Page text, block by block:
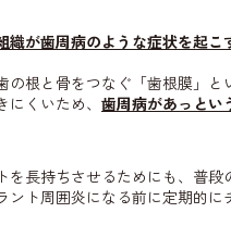
織が歯周病のような症状を起こ
の根と骨をつなぐ「歯根膜」
くいため、 歯周病があっとい
長持ちさせるためにも、普
ト周囲炎になる前に定期的に